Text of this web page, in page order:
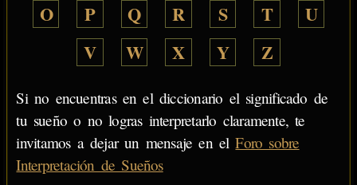
O
P Q R S T
U
V
W X Y Z
Si no encuentras en el diccionario el significado de
tu sueño o no logras interpretarlo claramente, te
invitamos a dejar un mensaje en elForo sobre
Interpretación de Sueños